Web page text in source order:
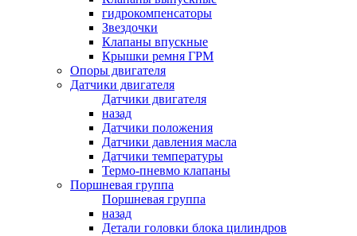
гидрокомпенсаторы
Звездочки
Клапаны впускные
Крышки ремня ГРМ
Опоры двигателя
Датчики двигателя
Датчики двигателя
назад
Датчики положения
Датчики давления масла
Датчики температуры
Термо-пневмо клапаны
Поршневая группа
Поршневая группа
назад
Детали головки блока цилиндров